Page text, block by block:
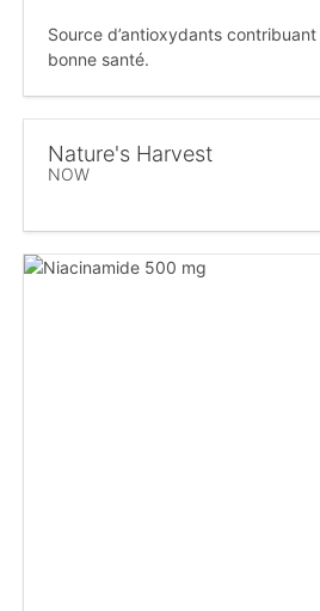
Source d’antioxydants contribuant
bonne santé.
Nature's Harvest
NOW